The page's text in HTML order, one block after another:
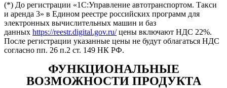
(*) До регистрации «1С:Управление автотранспортом. Такси
и аренда 3» в Едином реестре российских программ для
электронных вычислительных машин и баз
данных https://reestr.digital.gov.ru/цены включают НДС 22%.
После регистрации указанные цены не будут облагаться НДС
согласно пп. 26 п.2 ст. 149 НК РФ.
ФУНКЦИОНАЛЬНЫЕ
ВОЗМОЖНОСТИ ПРОДУКТА